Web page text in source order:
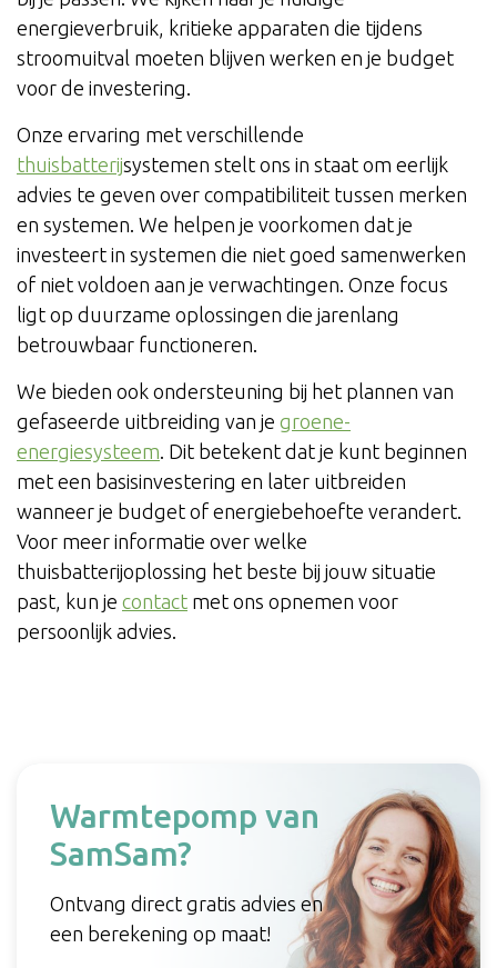
energieverbruik, kritieke apparaten die tijdens
stroomuitval moeten blijven werken en je budget
voor de investering.
Onze ervaring met verschillende
thuisbatterijsystemen stelt ons in staat om eerlijk
advies te geven over compatibiliteit tussen merken
en systemen. We helpen je voorkomen dat je
investeert in systemen die niet goed samenwerken
of niet voldoen aan je verwachtingen. Onze focus
ligt op duurzame oplossingen die jarenlang
betrouwbaar functioneren.
We bieden ook ondersteuning bij het plannen van
gefaseerde uitbreiding van je groene-
energiesysteem. Dit betekent dat je kunt beginnen
met een basisinvestering en later uitbreiden
wanneer je budget of energiebehoefte verandert.
Voor meer informatie over welke
thuisbatterijoplossing het beste bij jouw situatie
past, kun je contact met ons opnemen voor
persoonlijk advies.
Warmtepomp van
SamSam?
Ontvang direct gratis advies en
een berekening op maat!